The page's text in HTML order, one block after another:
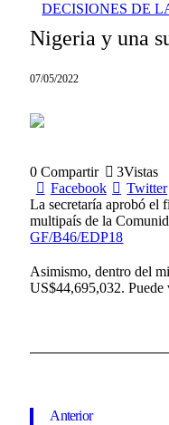
DECISIONES DE
Nigeria y una
07/05/2022
0Compartir 3Vistas
Facebook
Twitter
La secretaría aprobó el
multipaís de la
GF/B46/EDP18
Asimismo, dentro del
US$44,695,032.
Anterior